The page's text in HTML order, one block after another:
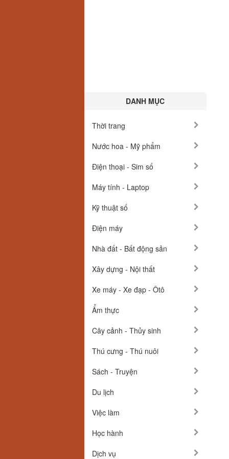
DANH MỤC
Thời trang
Nước hoa - Mỹ phẩm
Điện thoại - Sim số
Máy tính - Laptop
Kỹ thuật số
Điện máy
Nhà đất - Bất động sản
Xây dựng - Nội thất
Xe máy - Xe đạp - Ôtô
Ẩm thực
Cây cảnh - Thủy sinh
Thú cưng - Thú nuôi
Sách - Truyện
Du lịch
Việc làm
Học hành
Dịch vụ